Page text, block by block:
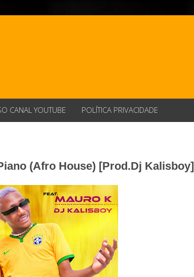
CANAL YOUTUBE POLÍTICA PRIVACIDADE
(Afro House) [Prod.Dj Kalisboy]